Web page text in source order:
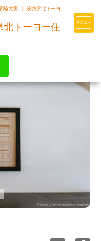
基準を
陸大宮 ｜ 茨城県北トーヨ
北トーヨー住